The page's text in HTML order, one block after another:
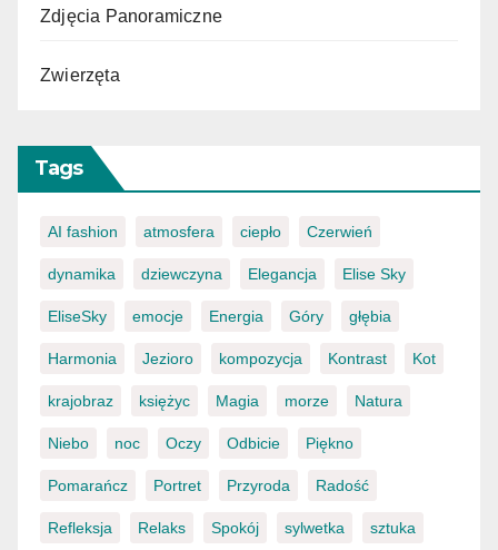
Zdjęcia Panoramiczne
Zwierzęta
Tags
AI fashion atmosfera ciepło Czerwień
dynamika dziewczyna Elegancja Elise Sky
EliseSky emocje Energia Góry głębia
Harmonia Jezioro kompozycja Kontrast Kot
krajobraz księżyc Magia morze Natura
Niebo noc Oczy Odbicie Piękno
Pomarańcz Portret Przyroda Radość
Refleksja Relaks Spokój sylwetka sztuka